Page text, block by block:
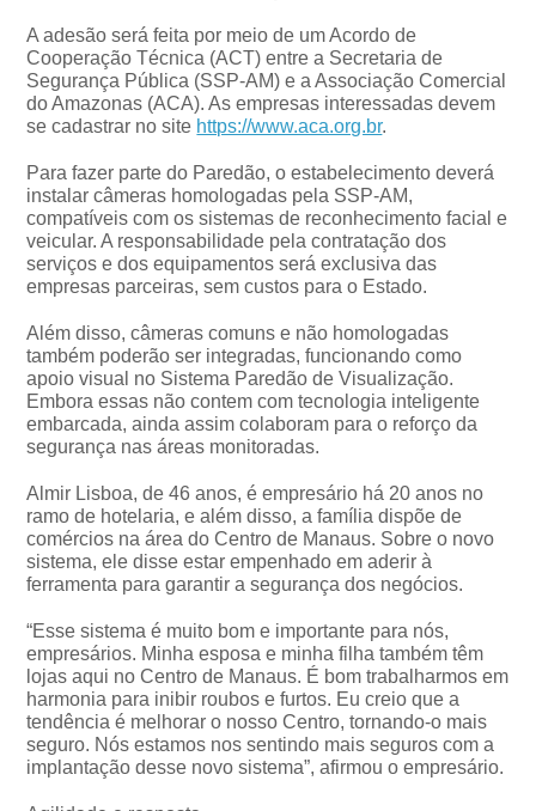
A adesão será feita por meio de um Acordo de
Cooperação Técnica (ACT) entre a Secretaria de
Segurança Pública (SSP-AM) e a Associação Comercial
do Amazonas (ACA). As empresas interessadas devem
se cadastrar no site https://www.aca.org.br.
Para fazer parte do Paredão, o estabelecimento deverá
instalar câmeras homologadas pela SSP-AM,
compatíveis com os sistemas de reconhecimento facial e
veicular. A responsabilidade pela contratação dos
serviços e dos equipamentos será exclusiva das
empresas parceiras, sem custos para o Estado.
Além disso, câmeras comuns e não homologadas
também poderão ser integradas, funcionando como
apoio visual no Sistema Paredão de Visualização.
Embora essas não contem com tecnologia inteligente
embarcada, ainda assim colaboram para o reforço da
segurança nas áreas monitoradas.
Almir Lisboa, de 46 anos, é empresário há 20 anos no
ramo de hotelaria, e além disso, a família dispõe de
comércios na área do Centro de Manaus. Sobre o novo
sistema, ele disse estar empenhado em aderir à
ferramenta para garantir a segurança dos negócios.
“Esse sistema é muito bom e importante para nós,
empresários. Minha esposa e minha filha também têm
lojas aqui no Centro de Manaus. É bom trabalharmos em
harmonia para inibir roubos e furtos. Eu creio que a
tendência é melhorar o nosso Centro, tornando-o mais
seguro. Nós estamos nos sentindo mais seguros com a
implantação desse novo sistema”, afirmou o empresário.